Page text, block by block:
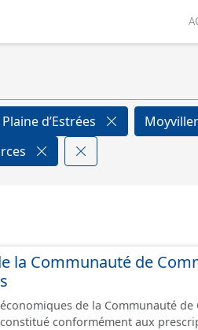
Plaine d’Estrées
la Communauté de
de la Communauté de
conformément aux